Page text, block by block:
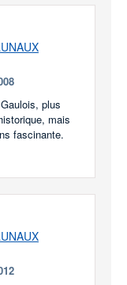
plus
mais
fascinante.